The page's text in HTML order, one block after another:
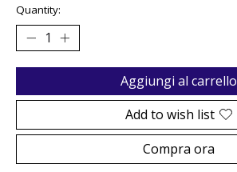
Quantity:
Aggiungi al carrello
Add to wish list
Compra ora